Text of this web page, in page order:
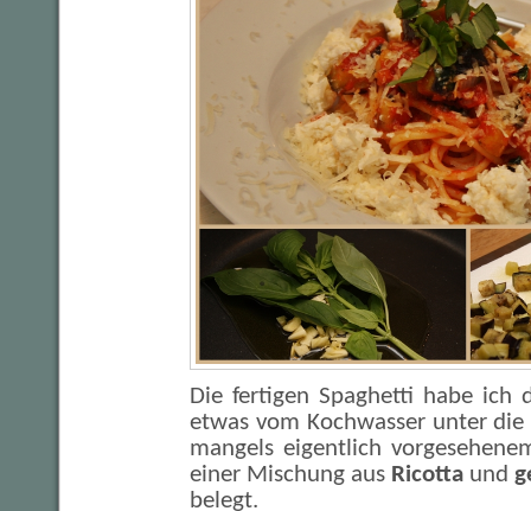
Die fertigen Spaghetti habe ich
etwas vom Kochwasser unter
mangels eigentlich
einer Mischung aus Ricotta und
belegt.